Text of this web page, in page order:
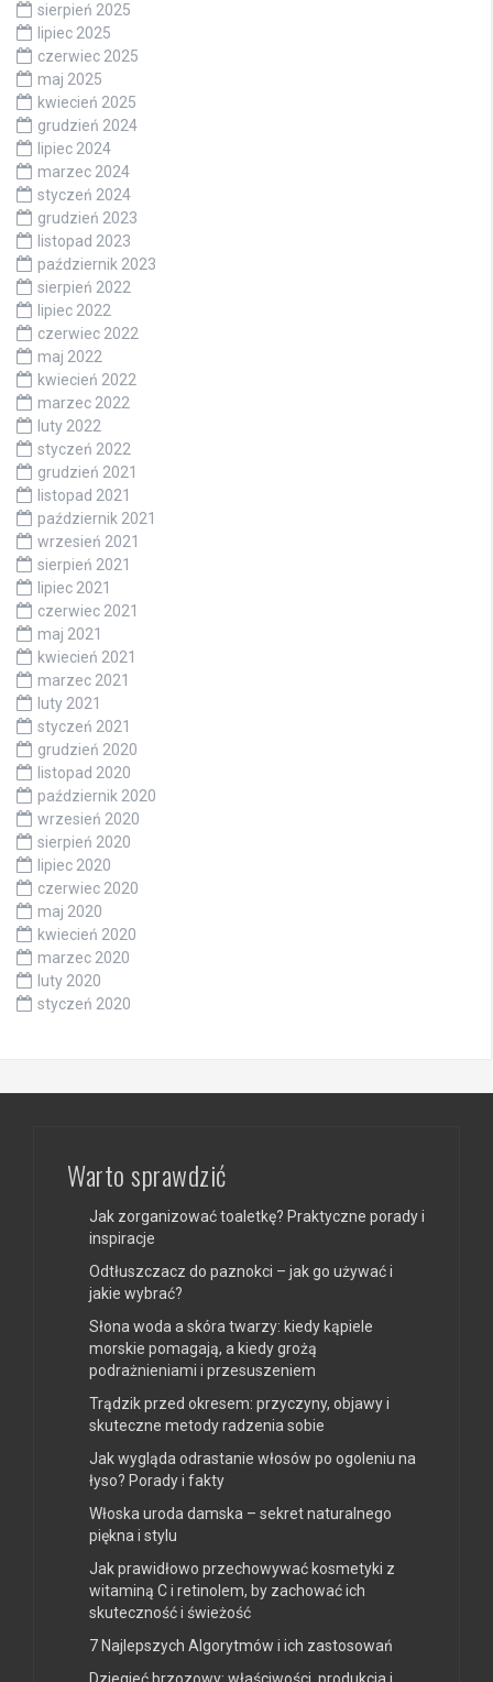
sierpień 2025
lipiec 2025
czerwiec 2025
maj 2025
kwiecień 2025
grudzień 2024
lipiec 2024
marzec 2024
styczeń 2024
grudzień 2023
listopad 2023
październik 2023
sierpień 2022
lipiec 2022
czerwiec 2022
maj 2022
kwiecień 2022
marzec 2022
luty 2022
styczeń 2022
grudzień 2021
listopad 2021
październik 2021
wrzesień 2021
sierpień 2021
lipiec 2021
czerwiec 2021
maj 2021
kwiecień 2021
marzec 2021
luty 2021
styczeń 2021
grudzień 2020
listopad 2020
październik 2020
wrzesień 2020
sierpień 2020
lipiec 2020
czerwiec 2020
maj 2020
kwiecień 2020
marzec 2020
luty 2020
styczeń 2020
Warto sprawdzić
Jak zorganizować toaletkę? Praktyczne porady i
inspiracje
Odtłuszczacz do paznokci – jak go używać i
jakie wybrać?
Słona woda a skóra twarzy: kiedy kąpiele
morskie pomagają, a kiedy grożą
podrażnieniami i przesuszeniem
Trądzik przed okresem: przyczyny, objawy i
skuteczne metody radzenia sobie
Jak wygląda odrastanie włosów po ogoleniu na
łyso? Porady i fakty
Włoska uroda damska – sekret naturalnego
piękna i stylu
Jak prawidłowo przechowywać kosmetyki z
witaminą C i retinolem, by zachować ich
skuteczność i świeżość
7 Najlepszych Algorytmów i ich zastosowań